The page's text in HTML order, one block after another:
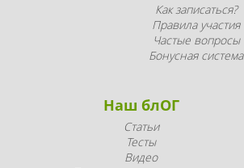
Как записаться?
Правила участия
Частые вопросы
Бонусная система
Наш блОГ
Статьи
Тесты
Видео